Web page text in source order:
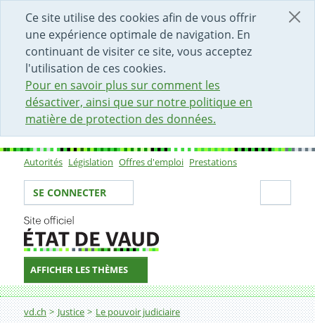
Ce site utilise des cookies afin de vous offrir
une expérience optimale de navigation. En
continuant de visiter ce site, vous acceptez
l'utilisation de ces cookies.
Pour en savoir plus sur comment les
désactiver, ainsi que sur notre politique en
matière de protection des données.
DÉBUT DU CONTENU DE LA PAGE
ACCÈS AU CHAMP DE RECHERCHE
PAGE D'ACCUEIL
FORMULAIRE DE CONTACT
Sous-navigation
Autorités Législation Offres d'emploi Prestations
Votre identité
SE CONNECTER
AFFICHER LES THÈMES
Fil d'Ariane
vd.ch Justice Le pouvoir judiciaire
Recherche de l'instance judiciaire compétente